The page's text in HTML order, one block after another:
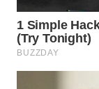
Wahana
Media
Group
WAHANA